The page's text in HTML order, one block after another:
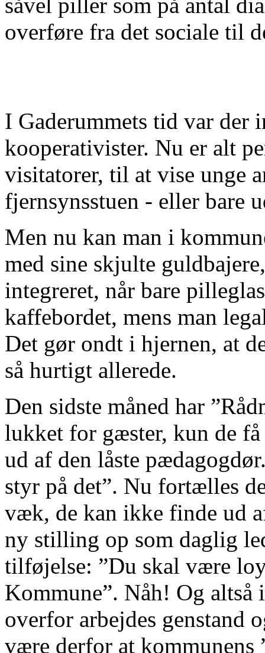
overføre fra det sociale til
I Gaderummets tid var der
kooperativister. Nu er alt
visitatorer, til at vise unge
fjernsynsstuen - eller bare
Men nu kan man i
med sine skjulte
integreret, når bare
kaffebordet, mens man
Det gør ondt i hjernen, at
så hurtigt allerede.
Den sidste måned har
lukket for gæster, kun de
ud af den låste
styr på det”. Nu fortælles
væk, de kan ikke finde ud
ny stilling op som daglig
tilføjelse: ”Du skal være
Kommune”. Nåh! Og
overfor arbejdes genstand
være derfor at kommunens